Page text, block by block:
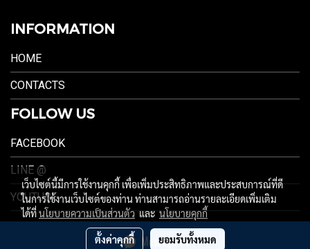
Message Us
INFORMATION
HOME
CONTACTS
FOLLOW US
FACEBOOK
LINE @
YOUTUBE
เว็บไซต์นี้มีการใช้งานคุกกี้ เพื่อเพิ่มประสิทธิภาพและประสบการณ์ที่ดี
ในการใช้งานเว็บไซต์ของท่าน ท่านสามารถอ่านรายละเอียดเพิ่มเติม
ได้ที่นโยบายความเป็นส่วนตัวและนโยบายคุกกี้
ตั้งค่าคุกกี้ ยอมรับทั้งหมด